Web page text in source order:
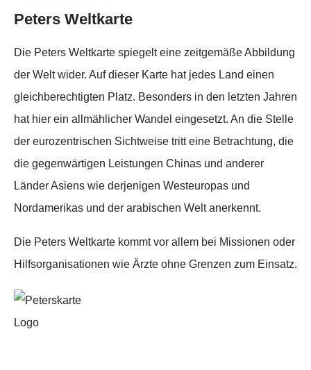
Peters Weltkarte
Die Peters Weltkarte spiegelt eine zeitgemäße Abbildung
der Welt wider. Auf dieser Karte hat jedes Land einen
gleichberechtigten Platz. Besonders in den letzten Jahren
hat hier ein allmählicher Wandel eingesetzt. An die Stelle
der eurozentrischen Sichtweise tritt eine Betrachtung, die
die gegenwärtigen Leistungen Chinas und anderer
Länder Asiens wie derjenigen Westeuropas und
Nordamerikas und der arabischen Welt anerkennt.
Die Peters Weltkarte kommt vor allem bei Missionen oder
Hilfsorganisationen wie Ärzte ohne Grenzen zum Einsatz.